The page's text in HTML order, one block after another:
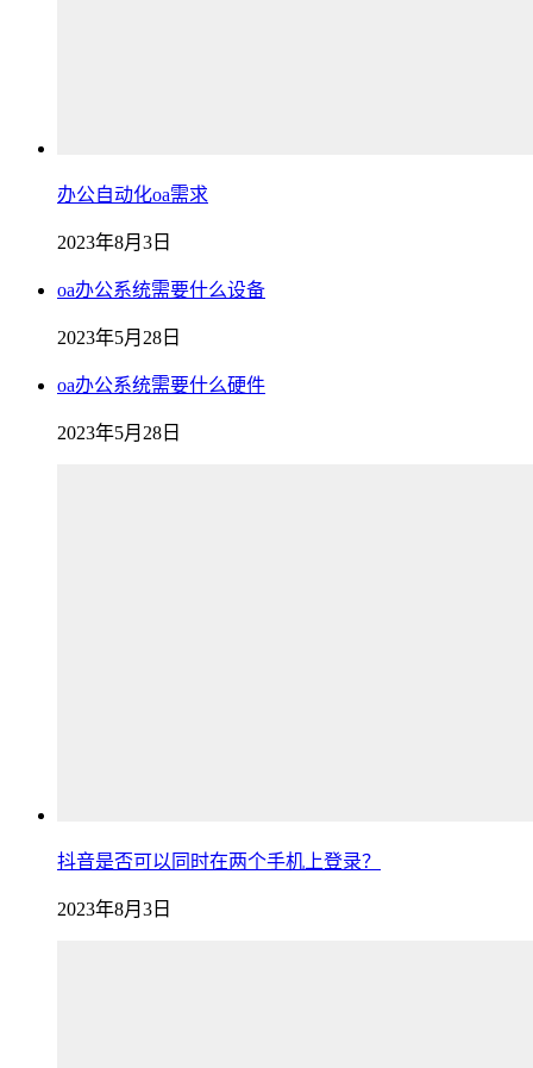
办公自动化oa需求
2023年8月3日
oa办公系统需要什么设备
2023年5月28日
oa办公系统需要什么硬件
2023年5月28日
抖音是否可以同时在两个手机上登录？
2023年8月3日